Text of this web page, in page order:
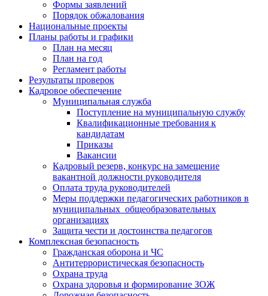
Формы заявлений
Порядок обжалования
Национальные проекты
Планы работы и графики
План на месяц
План на год
Регламент работы
Результаты проверок
Кадровое обеспечение
Муниципальная служба
Поступление на муниципальную службу
Квалификационные требования к
кандидатам
Приказы
Вакансии
Кадровый резерв, конкурс на замещение
вакантной должности руководителя
Оплата труда руководителей
Меры поддержки педагогических работников в
муниципальных общеобразовательных
организациях
Защита чести и достоинства педагогов
Комплексная безопасность
Гражданская оборона и ЧС
Антитеррористическая безопасность
Охрана труда
Охрана здоровья и формирование ЗОЖ